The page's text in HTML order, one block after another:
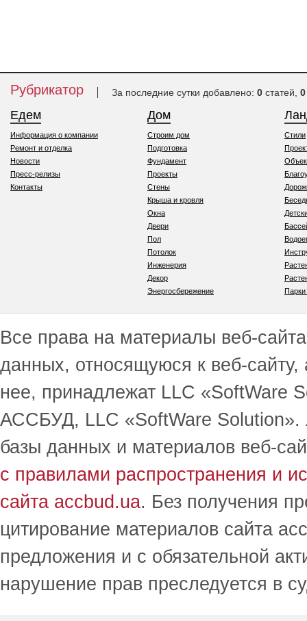
Рубрикатор За последние сутки добавлено: 0 статей, 0
Едем
Информация о компании
Ремонт и отделка
Новости
Пресс-релизы
Контакты
Дом
Строим дом
Подготовка
Фундамент
Проекты
Стены
Крыша и кровля
Окна
Двери
Пол
Потолок
Инженерия
Декор
Энергосбережение
Стили
Все права на материалы веб-
данных, относящуюся к веб-
нее, принадлежат LLC
АССБУД, LLC «SoftWare Solution».
базы данных и материалов веб-
с правилами распространения и
сайта accbud.ua. Без получения
цитирование материалов сайта
предложения и с обязательной
нарушение прав преследуется в